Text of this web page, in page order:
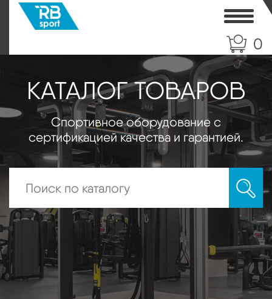
0
КАТАЛОГ ТОВАРОВ
Спортивное оборудование с
сертификацией качества и гарантией.